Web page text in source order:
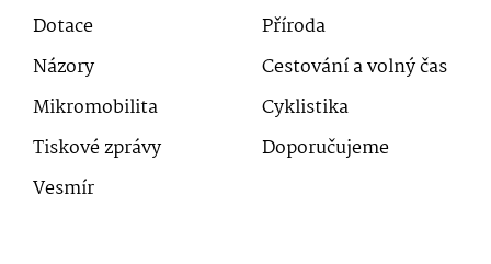
Dotace
Příroda
Názory
Cestování a volný čas
Mikromobilita
Cyklistika
Tiskové zprávy
Doporučujeme
Vesmír